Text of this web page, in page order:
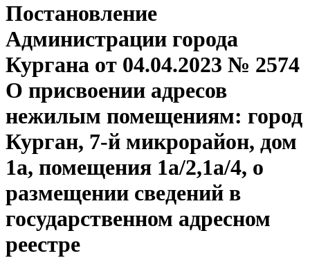
Постановление
Администрации города
Кургана от 04.04.2023 № 2574
О присвоении адресов
нежилым помещениям: город
Курган, 7-й микрорайон, дом
1а, помещения 1а/2,1а/4, о
размещении сведений в
государственном адресном
реестре